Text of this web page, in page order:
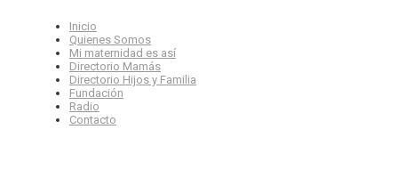
Inicio
Quienes Somos
Mi maternidad es así
Directorio Mamás
Directorio Hijos y Familia
Fundación
Radio
Contacto